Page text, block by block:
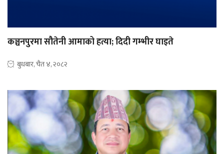
कञ्चनपुरमा सौतेनी आमाको हत्या; दिदी गम्भीर घाइते
बुधबार, चैत ४, २०८२